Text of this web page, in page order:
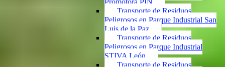
Promotora PIN
Transporte de Residuos
Peligrosos en Parque Industrial San
Luis de la Paz
Transporte de Residuos
Peligrosos en Parque Industrial
STIVA León
Transporte de Residuos